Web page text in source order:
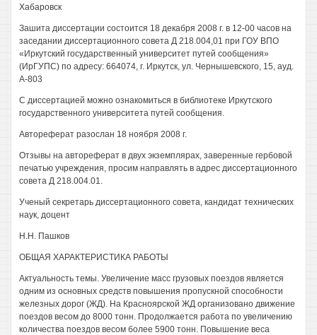
Хабаровск
Зашита диссертации состоится 18 декабря 2008 г. в 12-00 часов на
заседании диссертационного совета Д 218.004,01 при ГОУ ВПО
«Иркутский государственный университет путей сообщения»
(ИрГУПС) по адресу: 664074, г. Иркутск, ул. Чернышевского, 15, ауд.
А-803
С диссертацией можно ознакомиться в библиотеке Иркутского
государственного университета путей сообщения.
Автореферат разослан 18 ноября 2008 г.
Отзывы на автореферат в двух экземплярах, заверенные гербовой
печатью учреждения, просим направлять в адрес диссертационного
совета Д 218.004.01.
Ученый секретарь диссертационного совета, кандидат технических
наук, доцент
Н.Н. Пашков
ОБЩАЯ ХАРАКТЕРИСТИКА РАБОТЫ
Актуальность темы. Увеличение масс грузовых поездов является
одним из основных средств повышения пропускной способности
железных дорог (ЖД). На Красноярской ЖД организовано движение
поездов весом до 8000 тонн. Продолжается работа по увеличению
количества поездов весом более 5900 тонн. Повышение веса